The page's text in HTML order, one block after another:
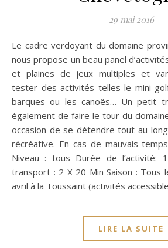
29 mai 2016
Le cadre verdoyant du domaine provincial de Chevetogne
nous propose un beau panel
et plaines de jeux multiples et
tester des activités telles le mini
barques ou les canoës… Un petit
également de faire le tour du
occasion de se détendre tout au
récréative. En cas de mauvais
Niveau : tous Durée de l’activité:
transport : 2 X 20 Min Saison : Tous
avril à la Toussaint (activités
LIRE LA SUITE